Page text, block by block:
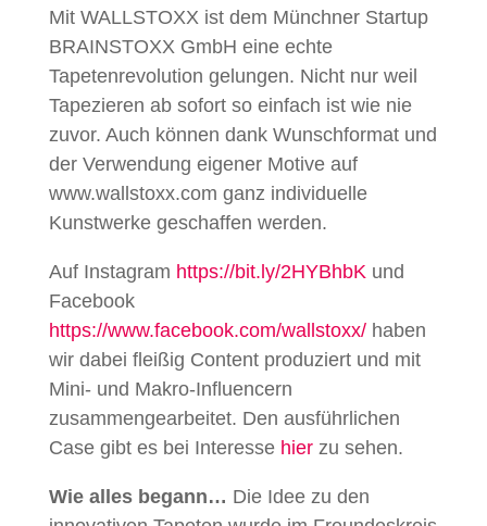
Mit WALLSTOXX ist dem Münchner Startup
BRAINSTOXX GmbH eine echte
Tapetenrevolution gelungen. Nicht nur weil
Tapezieren ab sofort so einfach ist wie nie
zuvor. Auch können dank Wunschformat und
der Verwendung eigener Motive auf
www.wallstoxx.com ganz individuelle
Kunstwerke geschaffen werden.
Auf Instagram https://bit.ly/2HYBhbKund
Facebook
https://www.facebook.com/wallstoxx/haben
wir dabei fleißig Content produziert und mit
Mini- und Makro-Influencern
zusammengearbeitet. Den ausführlichen
Case gibt es bei Interesse hierzu sehen.
Wie alles begann… Die Idee zu den